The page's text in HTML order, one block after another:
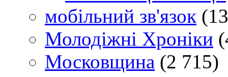
мобільний зв'язок
Молодіжні Хроніки
Московщина (2 715)